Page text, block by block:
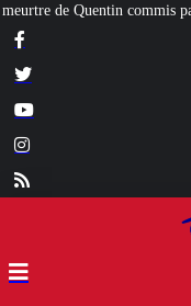
antifas [L’ÉTÉ